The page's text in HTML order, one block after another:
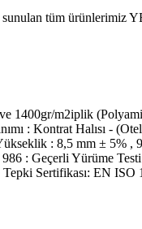
sunulan tüm ürünlerimiz
1400gr/m2iplik
: Kontrat Halısı -
: 8,5 mm ± 5% ,
: Geçerli Yürüme
Sertifikası: EN